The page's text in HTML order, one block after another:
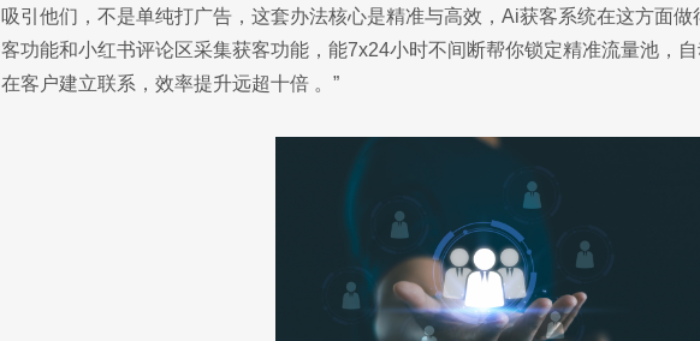
吸引他们，不是单纯打广告，这套办法核心是精准与高效，Ai获客系统在这方面
客功能和小红书评论区采集获客功能，能7x24小时不间断帮你锁定精准流量池，
在客户建立联系，效率提升远超十倍 。”